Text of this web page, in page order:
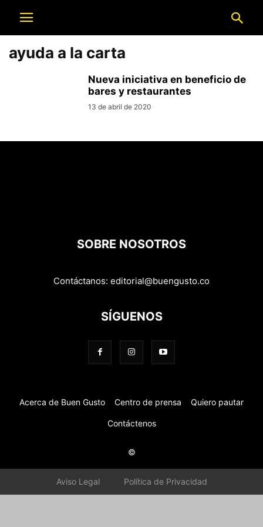
ayuda a la carta
Nueva iniciativa en beneficio de
bares y restaurantes
13 de abril de 2020
SOBRE NOSOTROS
Contáctanos: editorial@buengusto.co
SÍGUENOS
Acerca de Buen Gusto Centro de prensa Quiero pautar
Contáctenos
©
Aviso Legal Política de Privacidad